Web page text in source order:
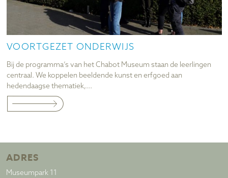
VOORTGEZET ONDERWIJS
Bij de programma’s van het Chabot Museum staan de leerlingen
centraal. We koppelen beeldende kunst en erfgoed aan
hedendaagse thematiek,...
ADRES
Museumpark 11